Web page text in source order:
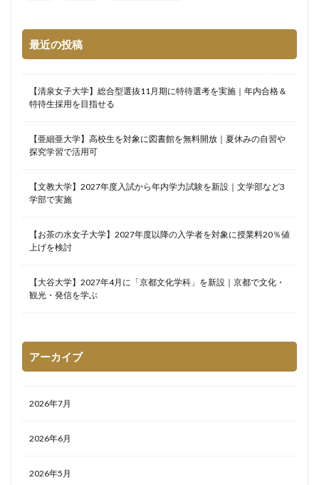
最近の投稿
【清泉女子大学】総合型選抜11月期に特待選考を実施｜年内合格＆
特待生採用を目指せる
【亜細亜大学】高校生を対象に図書館を無料開放｜夏休みの自習や
探究学習で活用可
【文教大学】2027年度入試から年内学力試験を新設｜文学部など3
学部で実施
【お茶の水女子大学】2027年度以降の入学者を対象に授業料20％値
上げを検討
【大谷大学】2027年4月に「京都文化学科」を新設｜京都で文化・
観光・発信を学ぶ
アーカイブ
2026年7月
2026年6月
2026年5月